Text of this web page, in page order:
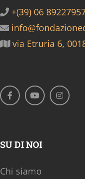
+(39) 06
via Etruria 6,
SU DI NOI
Chi siamo